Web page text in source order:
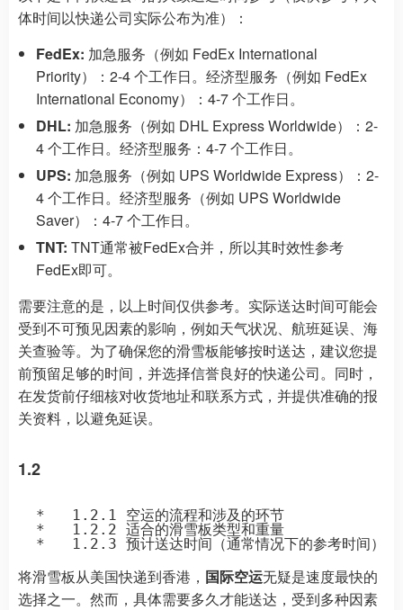
体时间以快递公司实际公布为准）：
FedEx: 加急服务（例如 FedEx International
Priority）：2-4 个工作日。经济型服务（例如 FedEx
International Economy）：4-7 个工作日。
DHL: 加急服务（例如 DHL Express Worldwide）：2-
4 个工作日。经济型服务：4-7 个工作日。
UPS: 加急服务（例如 UPS Worldwide Express）：2-
4 个工作日。经济型服务（例如 UPS Worldwide
Saver）：4-7 个工作日。
TNT: TNT通常被FedEx合并，所以其时效性参考
FedEx即可。
需要注意的是，以上时间仅供参考。实际送达时间可能会
受到不可预见因素的影响，例如天气状况、航班延误、海
关查验等。为了确保您的滑雪板能够按时送达，建议您提
前预留足够的时间，并选择信誉良好的快递公司。同时，
在发货前仔细核对收货地址和联系方式，并提供准确的报
关资料，以避免延误。
1.2
  *   1.2.1 空运的流程和涉及的环节
  *   1.2.2 适合的滑雪板类型和重量
将滑雪板从美国快递到香港， 国际空运无疑是速度最快的
选择之一。然而，具体需要多久才能送达，受到多种因素